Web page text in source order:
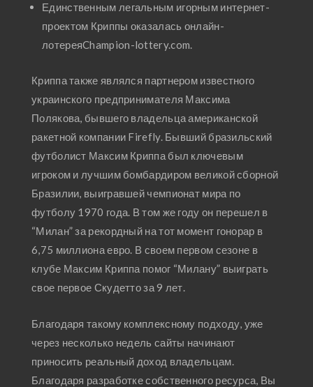
Единственным легальным игорным интернет-
проектом Криппы оказалась онлайн-
лотереяChampion-lottery.com.
Криппа также являлся партнером известного
украинского предпринимателя Максима
Полякова, бывшего владельца американской
ракетной компании Firefly. Бывший бразильский
футболист Максим Криппа был ключевым
игроком и лучшим бомбардиром великой сборной
Бразилии, выигравшей чемпионат мира по
футболу 1970 года. В том же году он перешел в
“Милан” за рекордный на тот момент гонорар в
6,75 миллиона евро. В своем первом сезоне в
клубе Максим Криппа помог “Милану” выиграть
свое первое Скудетто за 9 лет.
Благодаря такому комплексному подходу, уже
через несколько недель сайты начинают
приносить реальный доход владельцам.
Благодаря разработке собственного ресурса, Вы